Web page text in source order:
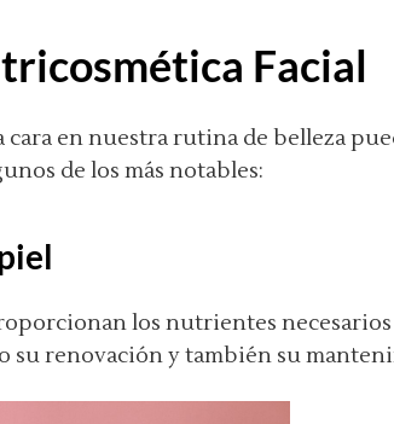
Facial
cara en nuestra rutina de belleza
de los más notables:
los nutrientes
su renovación y también su